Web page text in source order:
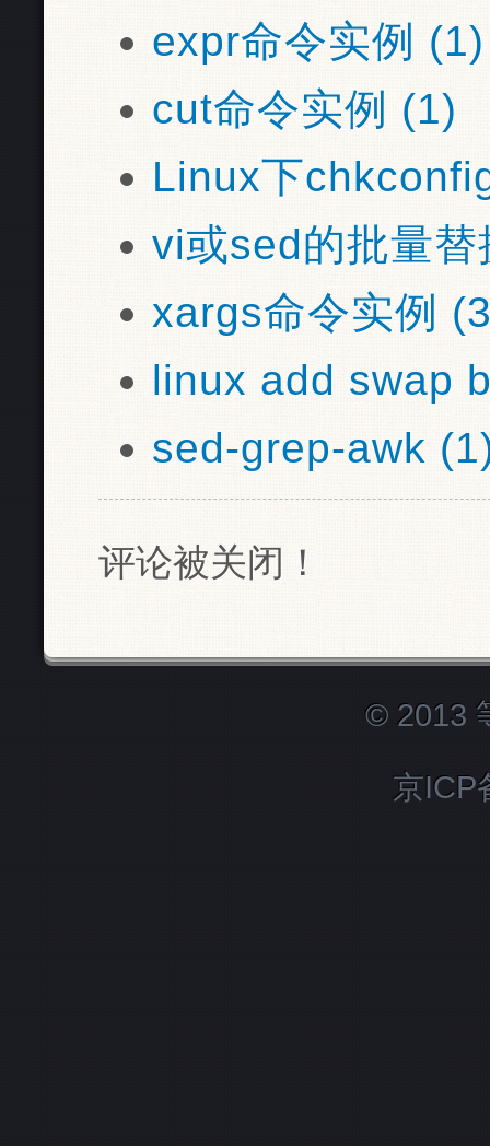
expr命令实例 (1)
cut命令实例 (1)
Linux下
vi或sed的批量
xargs命令实例
linux add swap
sed-grep-awk
评论被关闭！
© 2013
京ICP